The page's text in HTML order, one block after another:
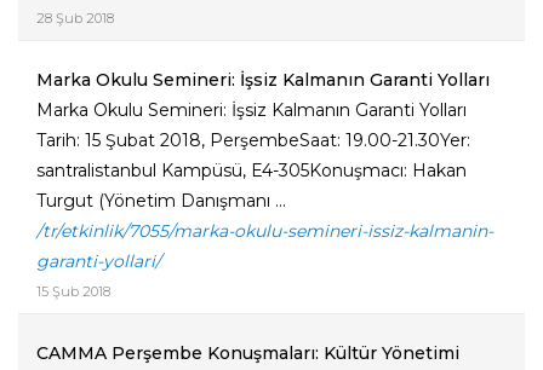
28 Şub 2018
Marka Okulu Semineri: İşsiz Kalmanın Garanti Yolları
Marka Okulu Semineri: İşsiz Kalmanın Garanti Yolları
Tarih: 15 Şubat 2018, PerşembeSaat: 19.00-21.30Yer:
santralistanbul Kampüsü, E4-305Konuşmacı: Hakan
Turgut (Yönetim Danışmanı ...
/tr/etkinlik/7055/marka-okulu-semineri-issiz-kalmanin-
garanti-yollari/
15 Şub 2018
CAMMA Perşembe Konuşmaları: Kültür Yönetimi